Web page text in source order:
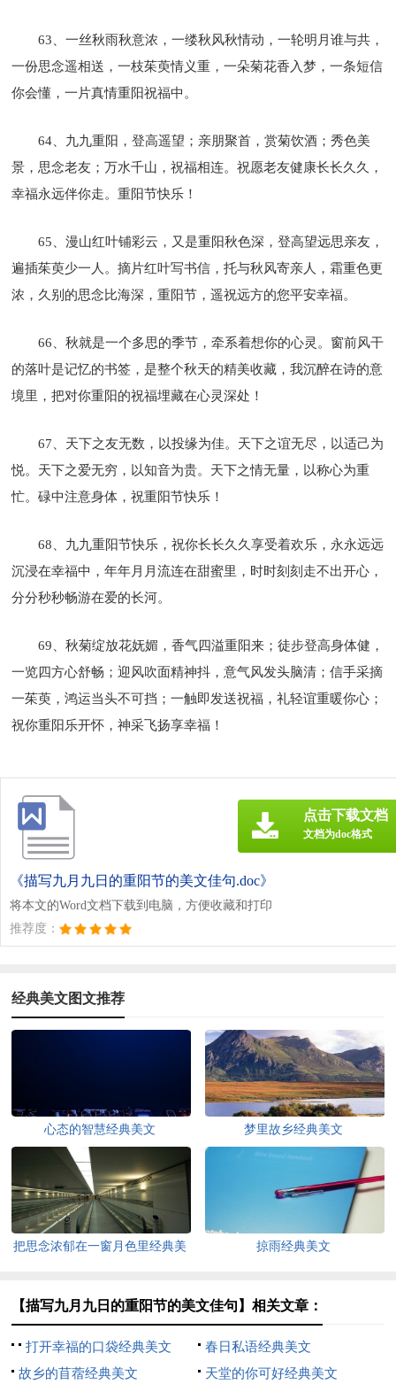
63、一丝秋雨秋意浓，一缕秋风秋情动，一轮明月谁与共，
一份思念遥相送，一枝茱萸情义重，一朵菊花香入梦，一条短信
你会懂，一片真情重阳祝福中。
64、九九重阳，登高遥望；亲朋聚首，赏菊饮酒；秀色美
景，思念老友；万水千山，祝福相连。祝愿老友健康长长久久，
幸福永远伴你走。重阳节快乐！
65、漫山红叶铺彩云，又是重阳秋色深，登高望远思亲友，
遍插茱萸少一人。摘片红叶写书信，托与秋风寄亲人，霜重色更
浓，久别的思念比海深，重阳节，遥祝远方的您平安幸福。
66、秋就是一个多思的季节，牵系着想你的心灵。窗前风干
的落叶是记忆的书签，是整个秋天的精美收藏，我沉醉在诗的意
境里，把对你重阳的祝福埋藏在心灵深处！
67、天下之友无数，以投缘为佳。天下之谊无尽，以适己为
悦。天下之爱无穷，以知音为贵。天下之情无量，以称心为重
忙。碌中注意身体，祝重阳节快乐！
68、九九重阳节快乐，祝你长长久久享受着欢乐，永永远远
沉浸在幸福中，年年月月流连在甜蜜里，时时刻刻走不出开心，
分分秒秒畅游在爱的长河。
69、秋菊绽放花妩媚，香气四溢重阳来；徒步登高身体健，
一览四方心舒畅；迎风吹面精神抖，意气风发头脑清；信手采摘
一茱萸，鸿运当头不可挡；一触即发送祝福，礼轻谊重暖你心；
祝你重阳乐开怀，神采飞扬享幸福！
《描写九月九日的重阳节的美文佳句.doc》
将本文的Word文档下载到电脑，方便收藏和打印
推荐度：
点击下载文档
文档为doc格式
经典美文图文推荐
心态的智慧经典美文 梦里故乡经典美文
把思念浓郁在一窗月色里经典美
掠雨经典美文
【描写九月九日的重阳节的美文佳句】相关文章：
打开幸福的口袋经典美文
春日私语经典美文
故乡的苜蓿经典美文
天堂的你可好经典美文